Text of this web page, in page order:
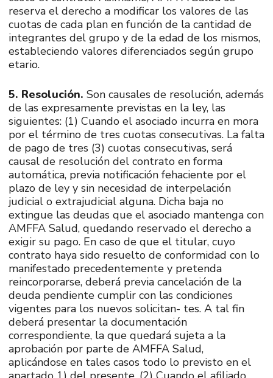
reserva el derecho a modificar los valores de las
cuotas de cada plan en función de la cantidad de
integrantes del grupo y de la edad de los mismos,
estableciendo valores diferenciados según grupo
etario.
5. Resolución. Son causales de resolución, además
de las expresamente previstas en la ley, las
siguientes: (1) Cuando el asociado incurra en mora
por el término de tres cuotas consecutivas. La falta
de pago de tres (3) cuotas consecutivas, será
causal de resolución del contrato en forma
automática, previa notificación fehaciente por el
plazo de ley y sin necesidad de interpelación
judicial o extrajudicial alguna. Dicha baja no
extingue las deudas que el asociado mantenga con
AMFFA Salud, quedando reservado el derecho a
exigir su pago. En caso de que el titular, cuyo
contrato haya sido resuelto de conformidad con lo
manifestado precedentemente y pretenda
reincorporarse, deberá previa cancelación de la
deuda pendiente cumplir con las condiciones
vigentes para los nuevos solicitan- tes. A tal fin
deberá presentar la documentación
correspondiente, la que quedará sujeta a la
aprobación por parte de AMFFA Salud,
aplicándose en tales casos todo lo previsto en el